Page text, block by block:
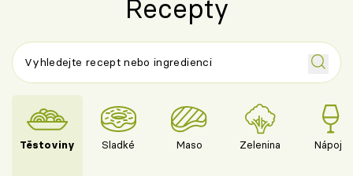
Recepty
Těstoviny Sladké Maso Zelenina Nápoje